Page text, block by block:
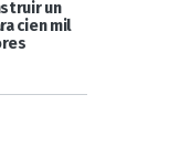
un
cien mil